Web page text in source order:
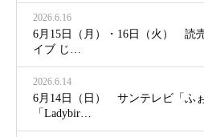
2026.6.16
6月15日（月）・16日（火） 読
イブ じ…
2026.6.14
6月14日（日） サンテレビ「ふ
「Ladybir…